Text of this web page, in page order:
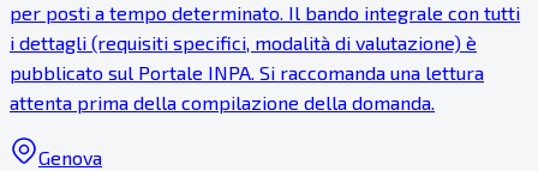
per posti a tempo determinato. Il bando integrale con tutti
i dettagli (requisiti specifici, modalità di valutazione) è
pubblicato sul Portale INPA. Si raccomanda una lettura
attenta prima della compilazione della domanda.
Genova